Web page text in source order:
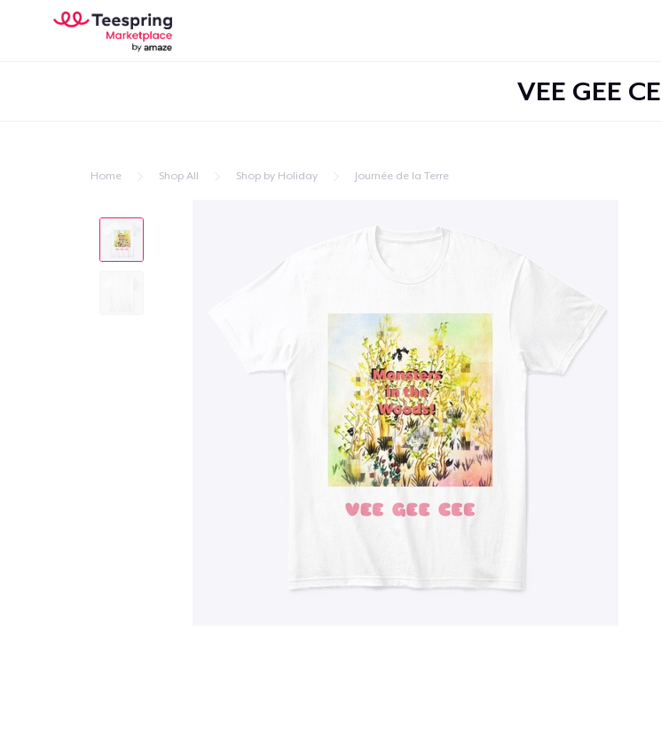
VEE GEE
Home Shop All Shop by Holiday Journée de la Terre